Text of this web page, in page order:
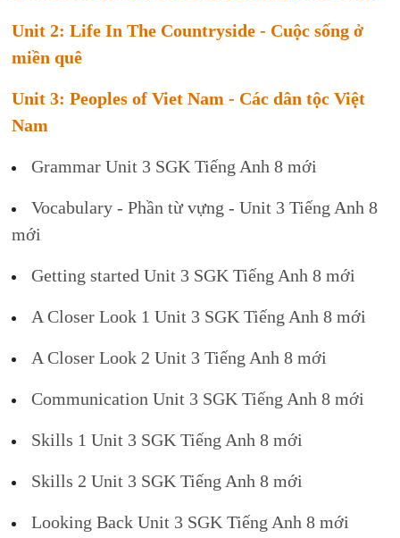
Unit 2: Life In The Countryside - Cuộc sống ở
miền quê
Unit 3: Peoples of Viet Nam - Các dân tộc Việt
Nam
Grammar Unit 3 SGK Tiếng Anh 8 mới
Vocabulary - Phần từ vựng - Unit 3 Tiếng Anh 8
mới
Getting started Unit 3 SGK Tiếng Anh 8 mới
A Closer Look 1 Unit 3 SGK Tiếng Anh 8 mới
A Closer Look 2 Unit 3 Tiếng Anh 8 mới
Communication Unit 3 SGK Tiếng Anh 8 mới
Skills 1 Unit 3 SGK Tiếng Anh 8 mới
Skills 2 Unit 3 SGK Tiếng Anh 8 mới
Looking Back Unit 3 SGK Tiếng Anh 8 mới